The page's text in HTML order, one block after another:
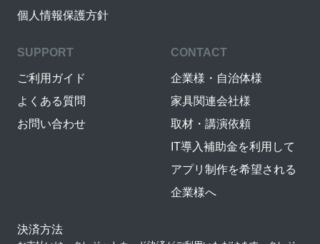
個人情報保護方針
SUPPORT
ご利用ガイド
よくある質問
お問い合わせ
CONTACT
企業様・自治体様
家具関連会社様
取材・講演依頼
IT導入補助金を利用して
アプリ制作を希望される
企業様へ
決済方法